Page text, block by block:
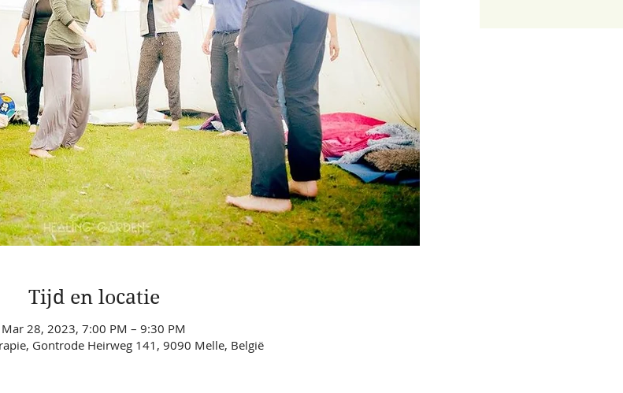
Tijd en locatie
Mar 28, 2023, 7:00 PM – 9:30 PM
Gontrode Heirweg 141, 9090 Melle, België